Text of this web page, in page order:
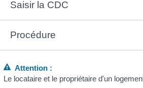
Saisir la CDC
Procédure
Attention :
Le locataire et le propriétaire d'un